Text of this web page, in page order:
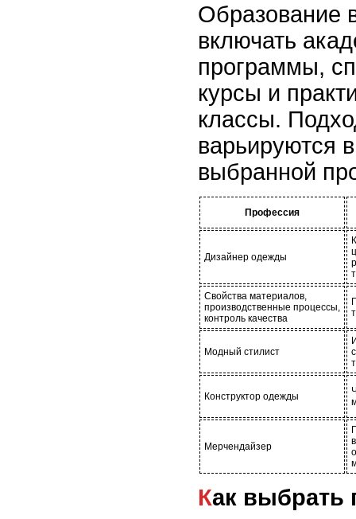
Образование
включать
программы,
курсы и
классы.
варьируются
выбранной
Профессия
Дизайнер одежды
Свойства материалов,
производственные процессы,
контроль качества
Модный стилист
Конструктор одежды
Мерчендайзер
Как